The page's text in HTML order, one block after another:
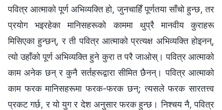
पवित्र आत्माको पूर्ण अभिव्यक्ति हो, जुनचाहिँ पूर्णतया साँचो हुन्छ, तर
प्रयोग भइरहेका मानिसहरूको काममा थुप्रै मानवीय कुराहरू
मिसिएका हुन्छन्, र ती पवित्र आत्माको प्रत्यक्ष अभिव्यक्ति होइनन्,
त्यो उहाँको पूर्ण अभिव्यक्ति हुने कुरा त परै जाओस्। पवित्र आत्माको
काम अनेक छन् र कुनै सर्तहरूद्वारा सीमित छैनन्। पवित्र आत्माको
काम फरक मानिसहरूमा फरक-फरक छन्; त्यसले फरक सारतत्त्व
प्रकट गर्छ, र यो युग र देश अनुसार फरक हुन्छ। निश्‍चय नै, पवित्र